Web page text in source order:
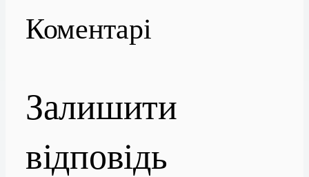
Коментарі
Залишити
відповідь